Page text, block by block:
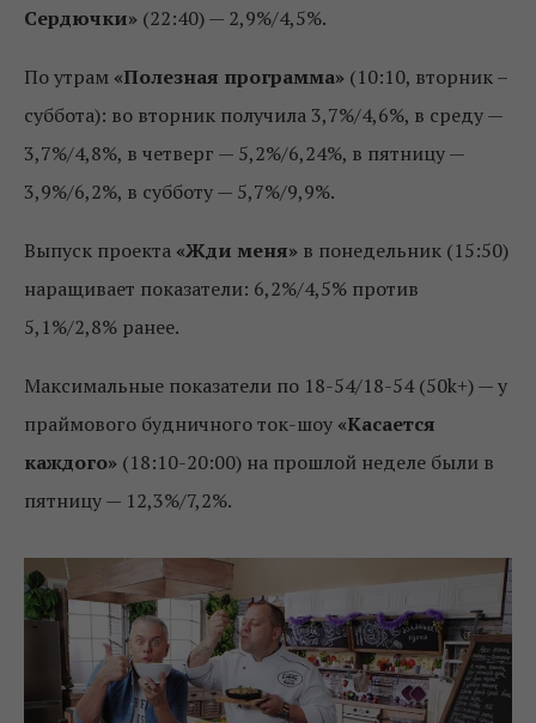
Сердючки» (22:40) — 2,9%/4,5%.
По утрам «Полезная программа» (10:10, вторник –
суббота): во вторник получила 3,7%/4,6%, в среду —
3,7%/4,8%, в четверг — 5,2%/6,24%, в пятницу —
3,9%/6,2%, в субботу — 5,7%/9,9%.
Выпуск проекта «Жди меня» в понедельник (15:50)
наращивает показатели: 6,2%/4,5% против
5,1%/2,8% ранее.
Максимальные показатели по 18-54/18-54 (50k+) — у
праймового будничного ток-шоу «Касается
каждого» (18:10-20:00) на прошлой неделе были в
пятницу — 12,3%/7,2%.